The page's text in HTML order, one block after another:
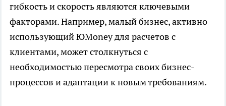
гибкость и скорость являются ключевыми
факторами. Например, малый бизнес, активно
использующий ЮMoney для расчетов с
клиентами, может столкнуться с
необходимостью пересмотра своих бизнес-
процессов и адаптации к новым требованиям.